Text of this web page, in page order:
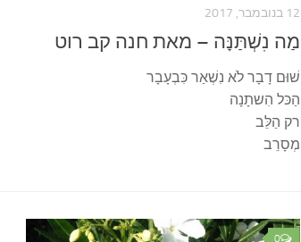
12 בנובמבר, 2017
מַה נִשְׁתַּנָּה – מאת חנה קב רוט
שׁוּם דָבָר לֹא נִשְׁאַר כִּבְעָבָר
הַכּל הִשתָנָה
רק הַלֵּב
מְסָרֵב
0